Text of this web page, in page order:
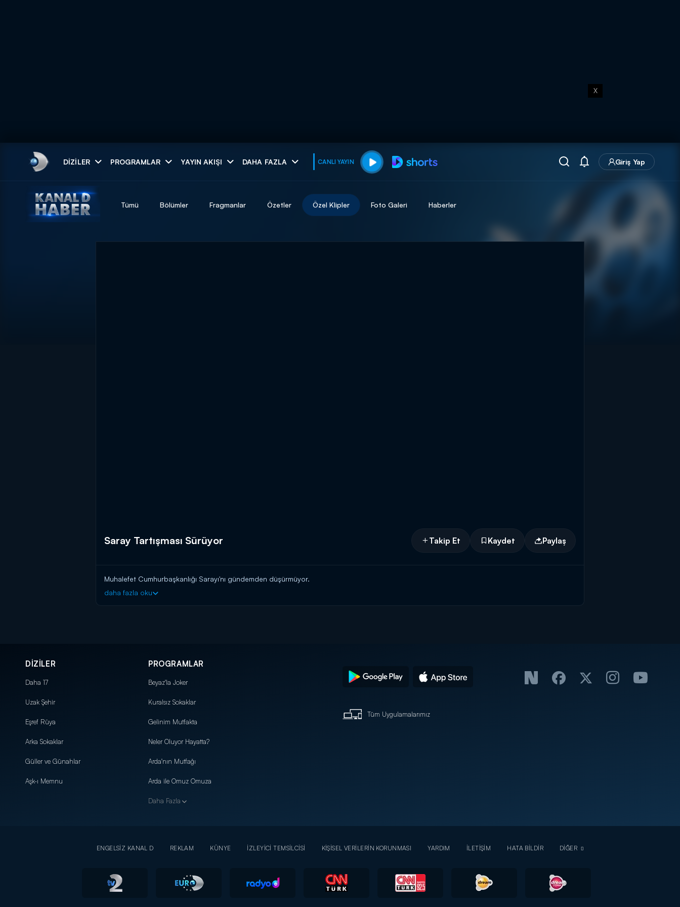
X
DIZILER PROGRAMLAR YAYIN AKIŞI DAHA FAZLA CANLI YAYIN Giriş Yap
muhteşem ikili
Tümü Bölümler Fragmanlar Özetler Özel Klipler Foto Galeri Haberler
Saray Tartışması Sürüyor Takip Et Kaydet Paylaş
Muhalefet Cumhurbaşkanlığı Sarayı'nı gündemden düşürmüyor.
daha fazla oku
DİZİLER
Daha 17
Uzak Şehir
Eşref Rüya
Arka Sokaklar
Güller ve Günahlar
Aşk-ı Memnu
PROGRAMLAR
Beyaz'la Joker
Kuralsız Sokaklar
Gelinim Mutfakta
Neler Oluyor Hayatta?
Arda'nın Mutfağı
Arda ile Omuz Omuza
Daha Fazla
Tüm Uygulamalarımız
ENGELSİZ KANAL D REKLAM KÜNYE İZLEYİCİ TEMSİLCİSİ KİŞİSEL VERİLERİN KORUNMASI YARDIM İLETİŞİM HATA BİLDİR DİĞER